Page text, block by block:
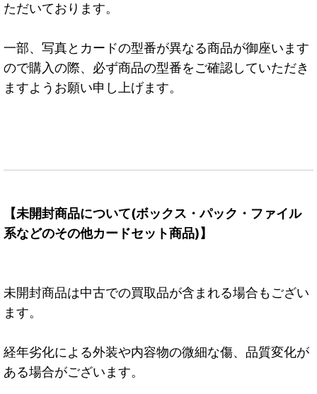
ただいております。
一部、写真とカードの型番が異なる商品が御座います
ので購入の際、必ず商品の型番をご確認していただき
ますようお願い申し上げます。
【未開封商品について(ボックス・パック・ファイル
系などのその他カードセット商品)】
未開封商品は中古での買取品が含まれる場合もござい
ます。
経年劣化による外装や内容物の微細な傷、品質変化が
ある場合がございます。